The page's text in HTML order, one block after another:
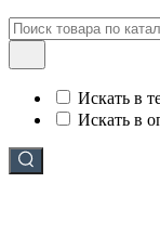
Искать в
Искать в